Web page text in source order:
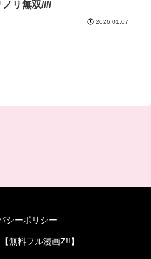
転ノリノリ無双////
2026.01.07
シーポリシー
無料フル漫画Z!!】.